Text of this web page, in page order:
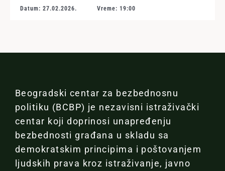
Datum: 27.02.2026. Vreme: 19:00
Beogradski centar za bezbednosnu
politiku (BCBP) je nezavisni istraživački
centar koji doprinosi unapređenju
bezbednosti građana u skladu sa
demokratskim principima i poštovanjem
ljudskih prava kroz istraživanje, javno